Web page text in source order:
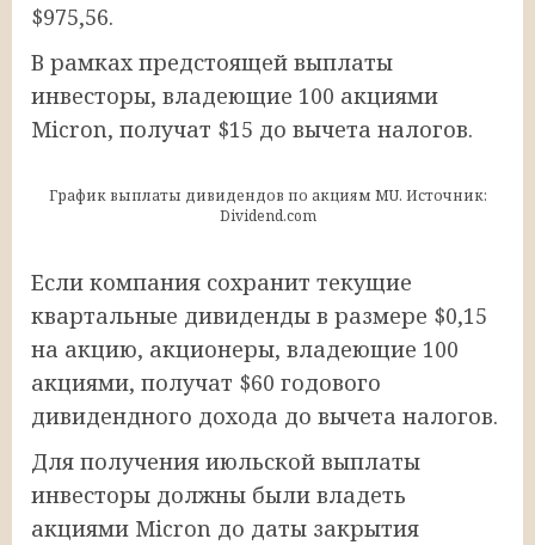
$975,56.
В рамках предстоящей выплаты
инвесторы, владеющие 100 акциями
Micron, получат $15 до вычета налогов.
График выплаты дивидендов по акциям MU. Источник:
Dividend.com
Если компания сохранит текущие
квартальные дивиденды в размере $0,15
на акцию, акционеры, владеющие 100
акциями, получат $60 годового
дивидендного дохода до вычета налогов.
Для получения июльской выплаты
инвесторы должны были владеть
акциями Micron до даты закрытия